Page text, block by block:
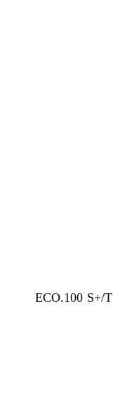
دریل مگنت یوروبور 100 میل مدل ECO.100 S+/T